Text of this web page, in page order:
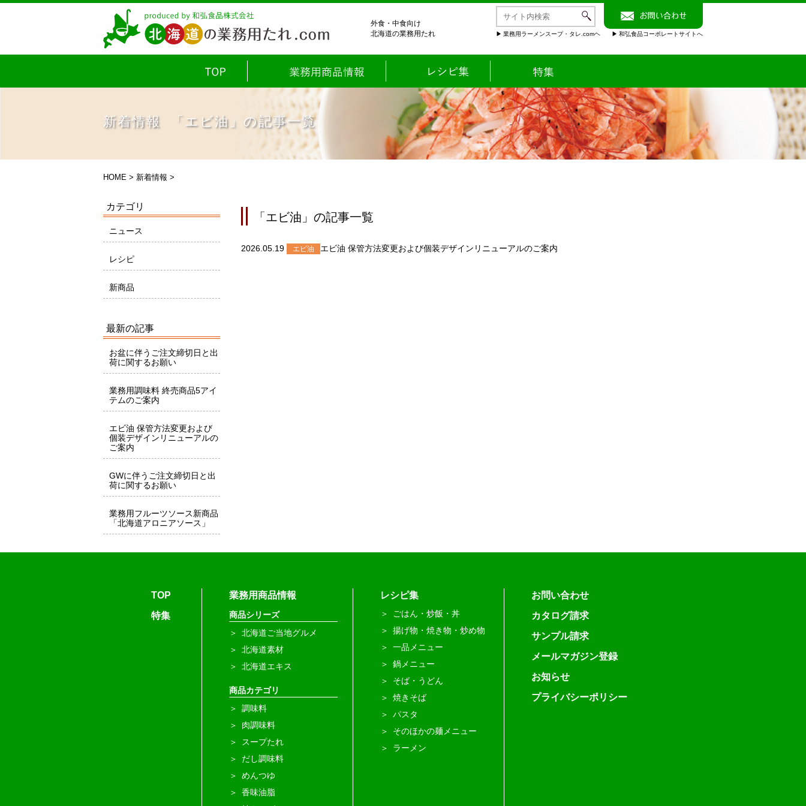
外食・中食向け
北海道の業務用たれ
業務用ラーメンスープ・タレ.comヘ 和弘食品コーポレートサイトへ
新着情報 「エビ油」の記事一覧
HOME > 新着情報 >
「エビ油」の記事一覧
2026.05.19 エビ油 エビ油 保管方法変更および個装デザインリニューアルのご案内
カテゴリ
ニュース
レシピ
新商品
最新の記事
お盆に伴うご注文締切日と出
荷に関するお願い
業務用調味料 終売商品5アイ
テムのご案内
エビ油 保管方法変更および
個装デザインリニューアルの
ご案内
GWに伴うご注文締切日と出
荷に関するお願い
業務用フルーツソース新商品
「北海道アロニアソース」
TOP
特集
業務用商品情報
商品シリーズ
北海道ご当地グルメ
北海道素材
北海道エキス
商品カテゴリ
調味料
肉調味料
スープたれ
だし調味料
めんつゆ
香味油脂
レシピ集
ごはん・炒飯・丼
揚げ物・焼き物・炒め物
一品メニュー
鍋メニュー
そば・うどん
焼きそば
パスタ
そのほかの麺メニュー
ラーメン
お問い合わせ
カタログ請求
サンプル請求
メールマガジン登録
お知らせ
プライバシーポリシー